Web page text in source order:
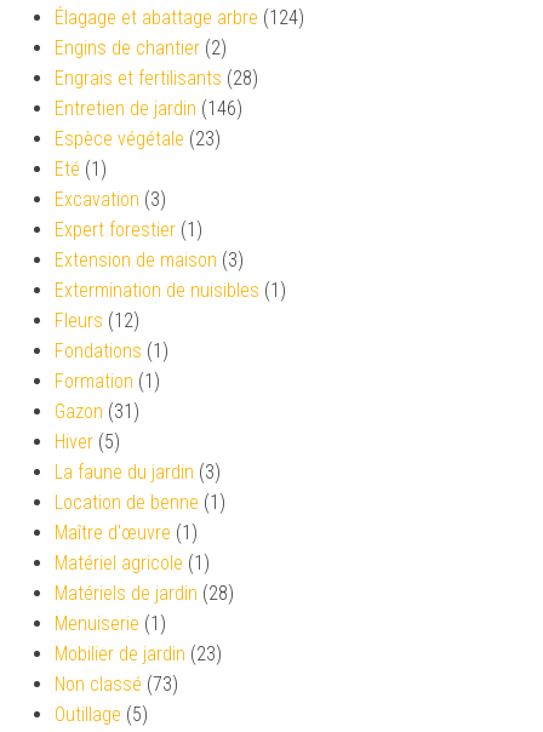
Élagage et abattage arbre (124)
Engins de chantier (2)
Engrais et fertilisants (28)
Entretien de jardin (146)
Espèce végétale (23)
Eté (1)
Excavation (3)
Expert forestier (1)
Extension de maison (3)
Extermination de nuisibles (1)
Fleurs (12)
Fondations (1)
Formation (1)
Gazon (31)
Hiver (5)
La faune du jardin (3)
Location de benne (1)
Maître d'œuvre (1)
Matériel agricole (1)
Matériels de jardin (28)
Menuiserie (1)
Mobilier de jardin (23)
Non classé (73)
Outillage (5)